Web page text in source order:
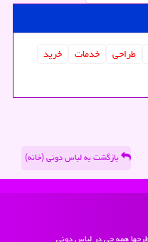
طراحی خدمات
خرید
بازگشت به لباس دونی (خانه)